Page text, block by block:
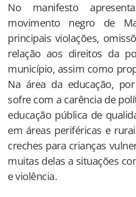
No manifesto
movimento negro de
principais violações,
relação aos direitos da
município, assim como
Na área da educação,
sofre com a carência de
educação pública de
em áreas periféricas e
creches para crianças
muitas delas a situações
e violência.